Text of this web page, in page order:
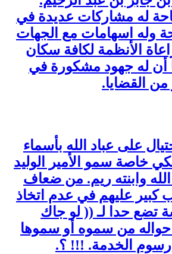
له مشاركات عديدة في
وله اسهامات مع الجهات
الأنظمة لكافة سكان
أن له جهود مشكورة في
من القضايا.
على عباد الله بأسماء
خاصة سمو الأمير الوليد
وابنته ريم. من ضعاف
كبير عليهم في عدم اتخاذ
تضع حدا لـ (( لو جاك
من سموه أو سموها
رسوم الخدمة. !!! ؟.